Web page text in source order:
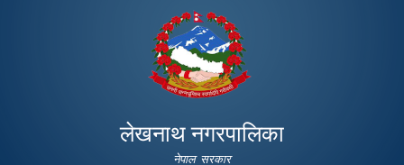
main
content
लेखनाथ नगरपालिका
नेपाल सरकार